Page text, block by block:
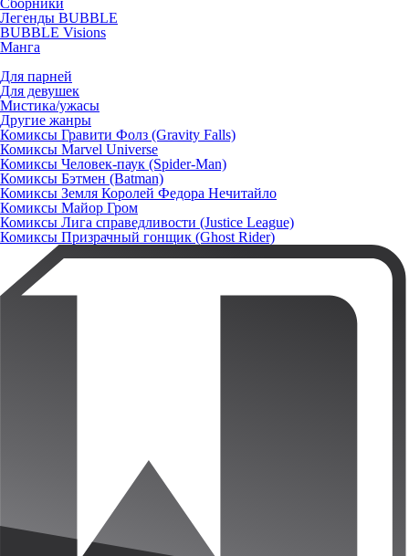
Сборники
Легенды BUBBLE
BUBBLE Visions
Манга
Для парней
Для девушек
Мистика/ужасы
Другие жанры
Комиксы Гравити Фолз (Gravity Falls)
Комиксы Marvel Universe
Комиксы Человек-паук (Spider-Man)
Комиксы Бэтмен (Batman)
Комиксы Земля Королей Федора Нечитайло
Комиксы Майор Гром
Комиксы Лига справедливости (Justice League)
Комиксы Призрачный гонщик (Ghost Rider)